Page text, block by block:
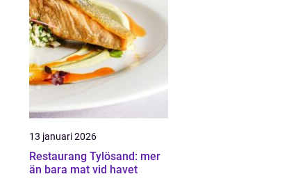
13 januari 2026
Restaurang Tylösand: mer
än bara mat vid havet